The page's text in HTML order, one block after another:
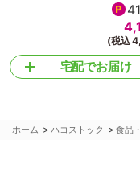
41
(税込
宅配でお届け
ホーム >ハコストック >食品